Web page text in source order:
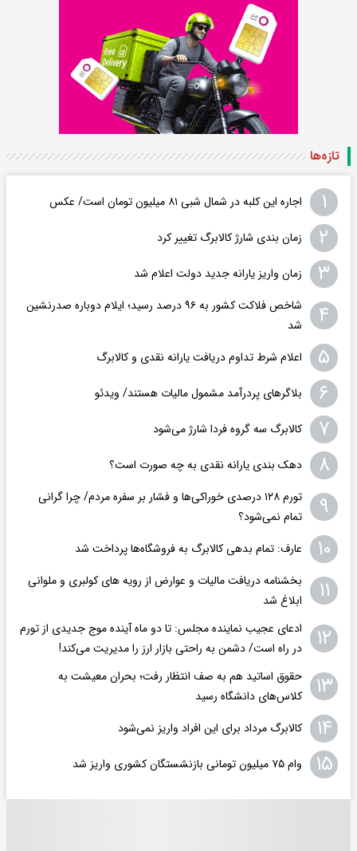
تازه‌ها
۱ اجاره این کلبه در شمال شبی ۸۱ میلیون تومان است/ عکس
۲ زمان بندی شارژ کالابرگ تغییر کرد
۳ زمان واریز یارانه جدید دولت اعلام شد
۴
شاخص فلاکت کشور به ۹۶ درصد رسید؛ ایلام دوباره صدرنشین
شد
۵ اعلام شرط تداوم دریافت یارانه نقدی و کالابرگ
۶ بلاگرهای پردرآمد مشمول مالیات هستند/ ویدئو
۷ کالابرگ سه گروه فردا شارژ می‌شود
۸ دهک بندی یارانه نقدی به چه صورت است؟
۹
تورم ۱۲۸ درصدی خوراکی‌ها و فشار بر سفره مردم/ چرا گرانی
تمام نمی‌شود؟
۱۰ عارف: تمام بدهی کالابرگ به فروشگاه‌ها پرداخت شد
۱۱
بخشنامه دریافت مالیات و عوارض از رویه های کولبری و ملوانی
ابلاغ شد
۱۲
ادعای عجیب نماینده مجلس: تا دو ماه آینده موج جدیدی از تورم
در راه است/ دشمن به راحتی بازار ارز را مدیریت می‌کند!
۱۳
حقوق اساتید هم به صف انتظار رفت؛ بحران معیشت به
کلاس‌های دانشگاه رسید
۱۴ کالابرگ مرداد برای این افراد واریز نمی‌شود
۱۵ وام ۷۵ میلیون تومانی بازنشستگان کشوری واریز شد